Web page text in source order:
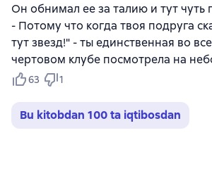
Он обнимал ее за талию и тут чуть
- Потому что когда твоя подруга
тут звезд!" - ты единственная во
чертовом клубе посмотрела на
63 1
Bu kitobdan 100 ta iqtibosdan